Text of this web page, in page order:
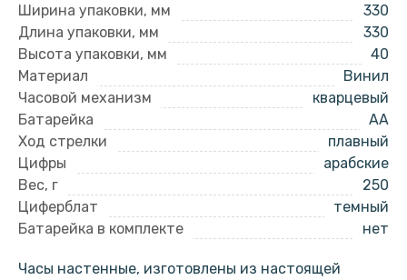
Ширина упаковки, мм
330
Длина упаковки, мм
330
Высота упаковки, мм
40
Материал
Винил
Часовой механизм
кварцевый
Батарейка
AA
Ход стрелки
плавный
Цифры
арабские
Вес, г
250
Циферблат
темный
Батарейка в комплекте
нет
Часы настенные, изготовлены из настоящей